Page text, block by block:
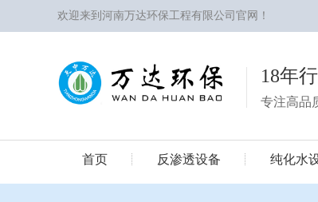
欢迎来到河南万达环保工程有限公司官网！
18年
专注高品
首页 反渗透设备 纯化水